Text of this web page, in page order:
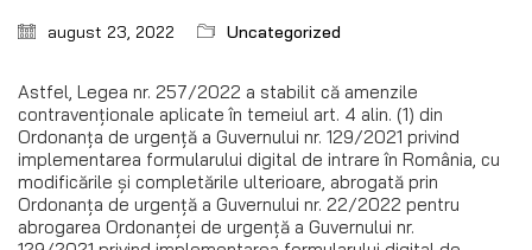
august 23, 2022 Uncategorized
Astfel, Legea nr. 257/2022 a stabilit că amenzile
contravenţionale aplicate în temeiul art. 4 alin. (1) din
Ordonanţa de urgenţă a Guvernului nr. 129/2021 privind
implementarea formularului digital de intrare în România, cu
modificările şi completările ulterioare, abrogată prin
Ordonanţa de urgenţă a Guvernului nr. 22/2022 pentru
abrogarea Ordonanţei de urgenţă a Guvernului nr.